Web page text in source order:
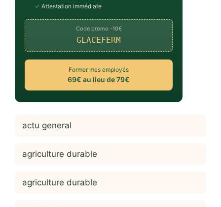
✓ Attestation immédiate
Code promo -10€
GLACEFERM
Former mes employés
69€ au lieu de 79€
actu general
agriculture durable
agriculture durable